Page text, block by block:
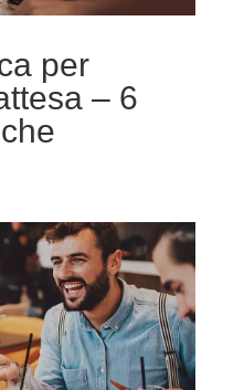
per
– 6